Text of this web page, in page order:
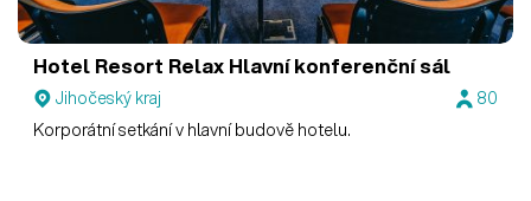
Hotel Resort Relax Hlavní konferenční sál
Jihočeský kraj
80
Korporátní setkání v hlavní budově hotelu.